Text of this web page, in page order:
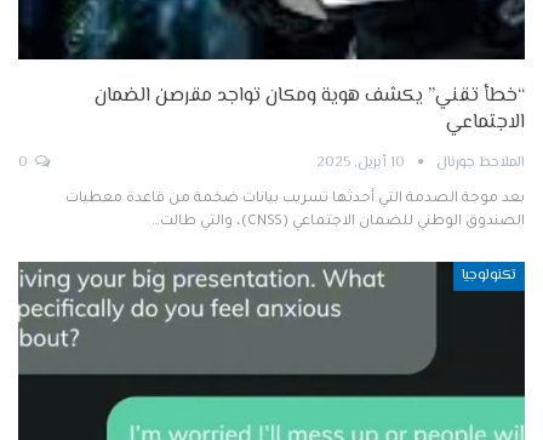
“خطأ تقني” يكشف هوية ومكان تواجد مقرصن الضمان
الاجتماعي
الملاحظ جورنال 10 أبريل, 2025
بعد موجة الصدمة التي أحدثها تسريب بيانات ضخمة من قاعدة معطيات
الصندوق الوطني للضمان الاجتماعي (CNSS)، والتي طالت…
تكنولوجيا